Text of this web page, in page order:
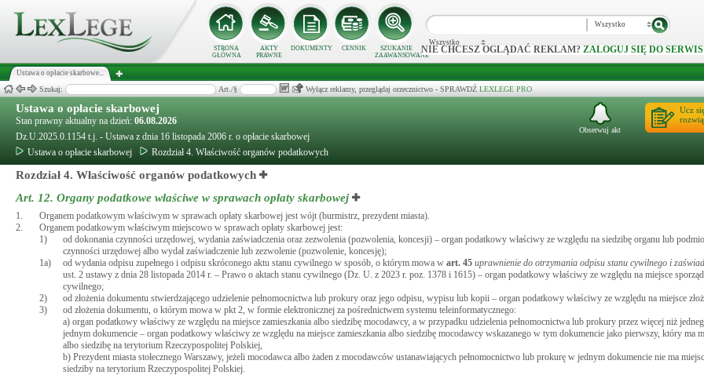
STRONA
GŁÓWNA
AKTY
PRAWNE
DOKUMENTY CENNIK
SZUKANIE
ZAAWANSOWANE
Wszystko
Wszystko
NIE CHCESZ OGLĄDAĆ REKLAM? ZALOGUJ SIĘ DO
Ustawa o opłacie skarbowe...
Szukaj: Art./§ Wyłącz reklamy, przeglądaj orzecznictwo - SPRAWDŹ LEXLEGE PRO
Ustawa o opłacie skarbowej
Stan prawny aktualny na dzień: 06.08.2026
Dz.U.2025.0.1154 t.j. - Ustawa z dnia 16 listopada 2006 r. o opłacie skarbowej
Ustawa o opłacie skarbowej
Rozdział 4. Właściwość organów podatkowych
Ucz
Obserwuj akt
Rozdział 4. Właściwość organów podatkowych
Art. 12. Organy podatkowe właściwe w sprawach opłaty skarbowej
1.
Organem podatkowym właściwym w sprawach opłaty skarbowej jest wójt (burmistrz, prezydent miasta).
2.
Organem podatkowym właściwym miejscowo w sprawach opłaty skarbowej jest:
1)
od dokonania czynności urzędowej, wydania zaświadczenia oraz zezwolenia (pozwolenia, koncesji) – organ podatkowy właściwy ze względu na siedzibę organu lub
czynności urzędowej albo wydał zaświadczenie lub zezwolenie (pozwolenie, koncesję);
1a)
od wydania odpisu zupełnego i odpisu skróconego aktu stanu cywilnego w sposób, o którym mowa w art. 45 uprawnienie do otrzymania odpisu stanu cywilnego i
ust. 2 ustawy z dnia 28 listopada 2014 r. – Prawo o aktach stanu cywilnego (Dz. U. z 2023 r. poz. 1378 i 1615) – organ podatkowy właściwy ze względu na miejsce
cywilnego;
2)
od złożenia dokumentu stwierdzającego udzielenie pełnomocnictwa lub prokury oraz jego odpisu, wypisu lub kopii – organ podatkowy właściwy ze względu na miejsce
3)
od złożenia dokumentu, o którym mowa w pkt 2, w formie elektronicznej za pośrednictwem systemu teleinformatycznego:
a) organ podatkowy właściwy ze względu na miejsce zamieszkania albo siedzibę mocodawcy, a w przypadku udzielenia pełnomocnictwa lub prokury przez więcej niż
jednym dokumencie – organ podatkowy właściwy ze względu na miejsce zamieszkania albo siedzibę mocodawcy wskazanego w tym dokumencie jako pierwszy, który ma
albo siedzibę na terytorium Rzeczypospolitej Polskiej,
b) Prezydent miasta stołecznego Warszawy, jeżeli mocodawca albo żaden z mocodawców ustanawiających pełnomocnictwo lub prokurę w jednym dokumencie nie ma
siedziby na terytorium Rzeczypospolitej Polskiej.